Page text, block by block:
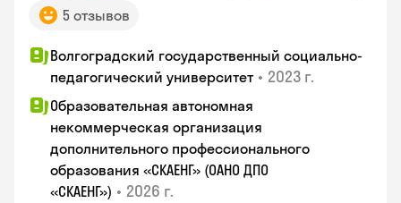
5 отзывов
Волгоградский государственный социально-
педагогический университет • 2023 г.
Образовательная автономная
некоммерческая организация
дополнительного профессионального
образования «СКАЕНГ» (ОАНО ДПО
«СКАЕНГ») • 2026 г.